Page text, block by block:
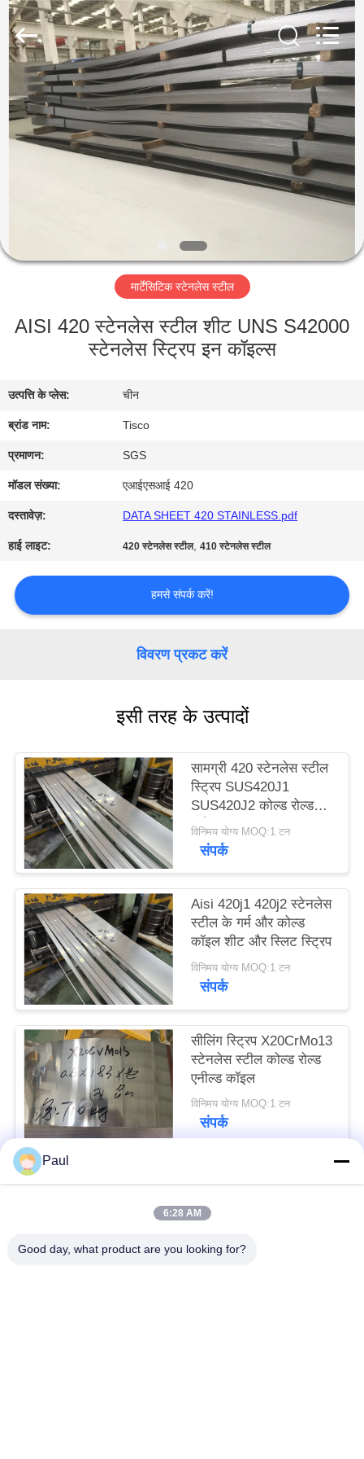
उत्पादों
हमारे
बारे
गुणवत्ता
नियंत्रण
संपर्क
करें
एक
उद्धरण
साइटमैप
PRIVACY
POLICY
Guanglu
Special
Steel
Co.,
Ltd.
Rights
Reserved.
मार्टेंसिटिक स्टेनलेस स्टील
AISI 420 स्टेनलेस स्टील शीट UNS S42000
स्टेनलेस स्ट्रिप इन कॉइल्स
उत्पत्ति के प्लेस: चीन
ब्रांड नाम: Tisco
प्रमाणन: SGS
मॉडल संख्या: एआईएसआई 420
दस्तावेज़: DATA SHEET 420 STAINLESS.pdf
हाई लाइट: 420 स्टेनलेस स्टील,410 स्टेनलेस स्टील
हमसे संपर्क करें!
विवरण प्रकट करें
इसी तरह के उत्पादों
सामग्री 420 स्टेनलेस स्टील
स्ट्रिप SUS420J1
SUS420J2 कोल्ड रोल्ड
स्टील कॉइल
विनिमय योग्य MOQ:1 टन
संपर्क
Aisi 420j1 420j2 स्टेनलेस
स्टील के गर्म और कोल्ड
कॉइल शीट और स्लिट स्ट्रिप
विनिमय योग्य MOQ:1 टन
संपर्क
सीलिंग स्ट्रिप X20CrMo13
स्टेनलेस स्टील कोल्ड रोल्ड
एनील्ड कॉइल
विनिमय योग्य MOQ:1 टन
संपर्क
लोकप्रिय श्रेणियां
मार्टेंसिटिक स्टेनलेस स्टील
वर्षा स्टेनलेस स्टील
Paul
6:28 AM
Good day, what product are you looking for?